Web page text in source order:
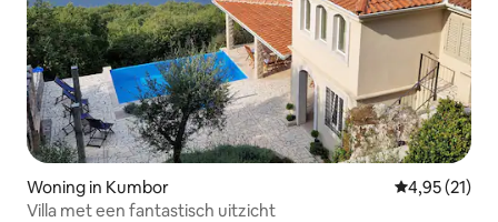
Woning in Kumbor Gemiddelde
4,95 (21)
Villa met een fantastisch uitzicht